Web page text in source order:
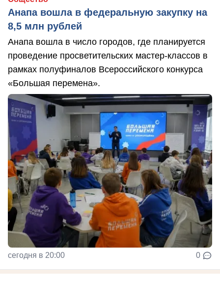
Анапа вошла в федеральную закупку на
8,5 млн рублей
Анапа вошла в число городов, где планируется
проведение просветительских мастер-классов в
рамках полуфиналов Всероссийского конкурса
«Большая перемена».
сегодня в 20:00 0